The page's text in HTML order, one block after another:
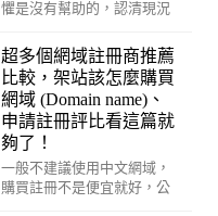
懼是沒有幫助的，認清現況
你喔！
超多個網域註冊商推薦
比較，架站該怎麼購買
網域 (Domain name)、
申請註冊評比看這篇就
夠了！
一般不建議使用中文網域，
購買註冊不是便宜就好，公